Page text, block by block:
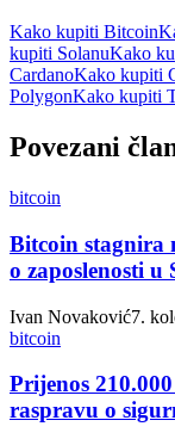
Kako kupiti Bitcoin
kupiti SolanuKako
CardanoKako kupiti
PolygonKako kupiti
Povezani
bitcoin
Bitcoin stagnira
o zaposlenosti u
Ivan Novaković7.
bitcoin
Prijenos
raspravu o